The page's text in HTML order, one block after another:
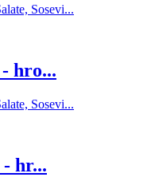
Sosevi...
hro...
Sosevi...
hr...